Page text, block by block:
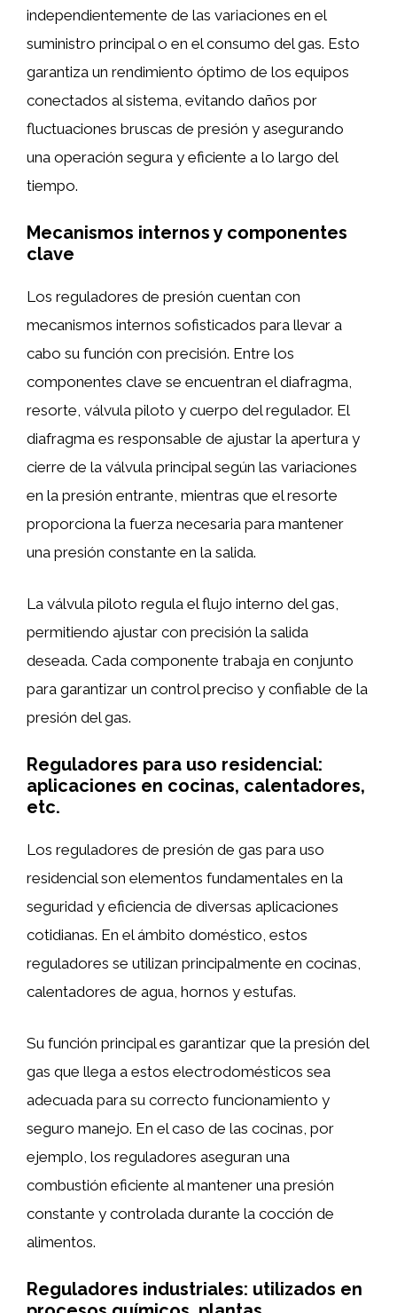
independientemente de las variaciones en el
suministro principal o en el consumo del gas. Esto
garantiza un rendimiento óptimo de los equipos
conectados al sistema, evitando daños por
fluctuaciones bruscas de presión y asegurando
una operación segura y eficiente a lo largo del
tiempo.
Mecanismos internos y componentes
clave
Los reguladores de presión cuentan con
mecanismos internos sofisticados para llevar a
cabo su función con precisión. Entre los
componentes clave se encuentran el diafragma,
resorte, válvula piloto y cuerpo del regulador. El
diafragma es responsable de ajustar la apertura y
cierre de la válvula principal según las variaciones
en la presión entrante, mientras que el resorte
proporciona la fuerza necesaria para mantener
una presión constante en la salida.
La válvula piloto regula el flujo interno del gas,
permitiendo ajustar con precisión la salida
deseada. Cada componente trabaja en conjunto
para garantizar un control preciso y confiable de la
presión del gas.
Reguladores para uso residencial:
aplicaciones en cocinas, calentadores,
etc.
Los reguladores de presión de gas para uso
residencial son elementos fundamentales en la
seguridad y eficiencia de diversas aplicaciones
cotidianas. En el ámbito doméstico, estos
reguladores se utilizan principalmente en cocinas,
calentadores de agua, hornos y estufas.
Su función principal es garantizar que la presión del
gas que llega a estos electrodomésticos sea
adecuada para su correcto funcionamiento y
seguro manejo. En el caso de las cocinas, por
ejemplo, los reguladores aseguran una
combustión eficiente al mantener una presión
constante y controlada durante la cocción de
alimentos.
Reguladores industriales: utilizados en